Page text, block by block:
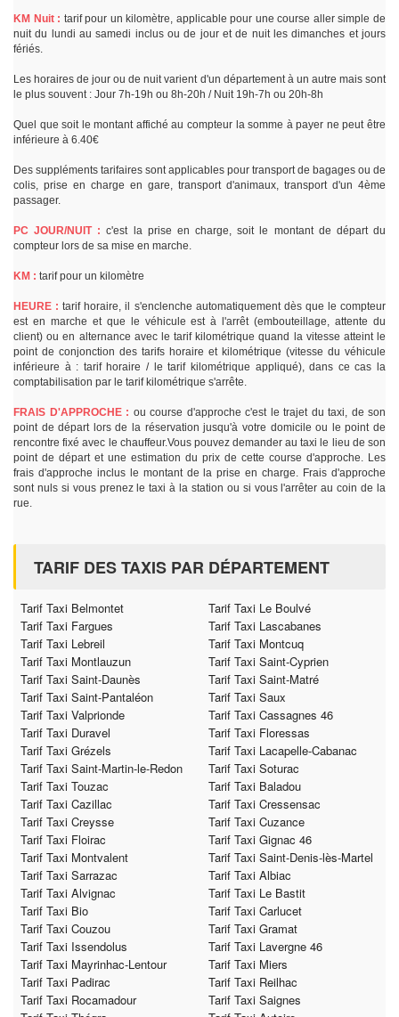
KM Nuit : tarif pour un kilomètre, applicable pour une course aller simple de
nuit du lundi au samedi inclus ou de jour et de nuit les dimanches et jours
fériés.
Les horaires de jour ou de nuit varient d'un département à un autre mais sont
le plus souvent : Jour 7h-19h ou 8h-20h / Nuit 19h-7h ou 20h-8h
Quel que soit le montant affiché au compteur la somme à payer ne peut être
inférieure à 6.40€
Des suppléments tarifaires sont applicables pour transport de bagages ou de
colis, prise en charge en gare, transport d'animaux, transport d'un 4ème
passager.
PC JOUR/NUIT : c'est la prise en charge, soit le montant de départ du
compteur lors de sa mise en marche.
KM : tarif pour un kilomètre
HEURE : tarif horaire, il s'enclenche automatiquement dès que le compteur
est en marche et que le véhicule est à l'arrêt (embouteillage, attente du
client) ou en alternance avec le tarif kilométrique quand la vitesse atteint le
point de conjonction des tarifs horaire et kilométrique (vitesse du véhicule
inférieure à : tarif horaire / le tarif kilométrique appliqué), dans ce cas la
comptabilisation par le tarif kilométrique s'arrête.
FRAIS D'APPROCHE : ou course d'approche c'est le trajet du taxi, de son
point de départ lors de la réservation jusqu'à votre domicile ou le point de
rencontre fixé avec le chauffeur.Vous pouvez demander au taxi le lieu de son
point de départ et une estimation du prix de cette course d'approche. Les
frais d'approche inclus le montant de la prise en charge. Frais d'approche
sont nuls si vous prenez le taxi à la station ou si vous l'arrêter au coin de la
rue.
TARIF DES TAXIS PAR DÉPARTEMENT
Tarif Taxi Belmontet
Tarif Taxi Le Boulvé
Tarif Taxi Fargues
Tarif Taxi Lascabanes
Tarif Taxi Lebreil
Tarif Taxi Montcuq
Tarif Taxi Montlauzun
Tarif Taxi Saint-Cyprien
Tarif Taxi Saint-Daunès
Tarif Taxi Saint-Matré
Tarif Taxi Saint-Pantaléon
Tarif Taxi Saux
Tarif Taxi Valprionde
Tarif Taxi Cassagnes 46
Tarif Taxi Duravel
Tarif Taxi Floressas
Tarif Taxi Grézels
Tarif Taxi Lacapelle-Cabanac
Tarif Taxi Saint-Martin-le-Redon
Tarif Taxi Soturac
Tarif Taxi Touzac
Tarif Taxi Baladou
Tarif Taxi Cazillac
Tarif Taxi Cressensac
Tarif Taxi Creysse
Tarif Taxi Cuzance
Tarif Taxi Floirac
Tarif Taxi Gignac 46
Tarif Taxi Montvalent
Tarif Taxi Saint-Denis-lès-Martel
Tarif Taxi Sarrazac
Tarif Taxi Albiac
Tarif Taxi Alvignac
Tarif Taxi Le Bastit
Tarif Taxi Bio
Tarif Taxi Carlucet
Tarif Taxi Couzou
Tarif Taxi Gramat
Tarif Taxi Issendolus
Tarif Taxi Lavergne 46
Tarif Taxi Mayrinhac-Lentour
Tarif Taxi Miers
Tarif Taxi Padirac
Tarif Taxi Reilhac
Tarif Taxi Rocamadour
Tarif Taxi Saignes